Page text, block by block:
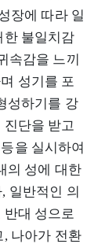
장에 따라 일
한 불일치감
속감을 느끼
성기를 포
성하기를 강
단을 받고
을 실시하여
의 성에 대한
일반적인 의
대 성으로
나아가 전환